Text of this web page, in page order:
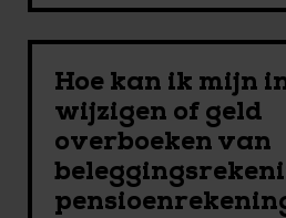
Hoe kan ik mijn
wijzigen of geld
overboeken van